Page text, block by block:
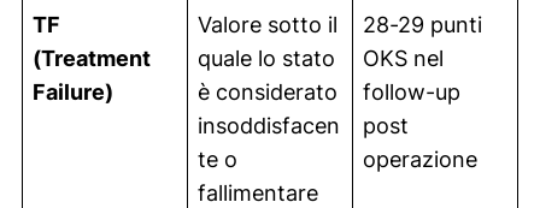
TF
(Treatment
Failure)
Valore sotto il
quale lo stato
è considerato
insoddisfacen
te o
fallimentare
28-29 punti
OKS nel
follow-up
post
operazione